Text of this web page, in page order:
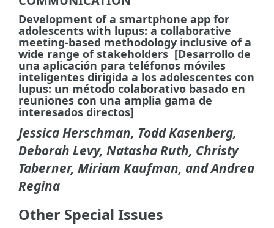
Development of a smartphone app for
adolescents with lupus: a collaborative
meeting-based methodology inclusive of a
wide range of stakeholders [Desarrollo de
una aplicación para teléfonos móviles
inteligentes dirigida a los adolescentes con
lupus: un método colaborativo basado en
reuniones con una amplia gama de
interesados directos]
Jessica Herschman, Todd Kasenberg,
Deborah Levy, Natasha Ruth, Christy
Taberner, Miriam Kaufman, and Andrea
Regina
Other Special Issues